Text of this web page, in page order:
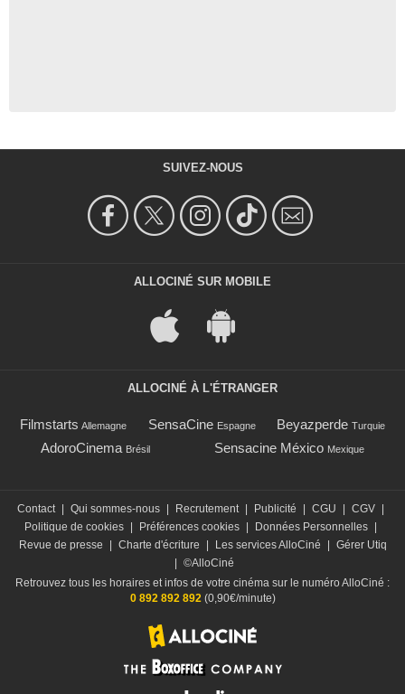
SUIVEZ-NOUS
ALLOCINÉ SUR MOBILE
ALLOCINÉ À L'ÉTRANGER
Filmstarts Allemagne SensaCine Espagne Beyazperde Turquie
AdoroCinema Brésil Sensacine México Mexique
Contact | Qui sommes-nous | Recrutement | Publicité | CGU | CGV |
Politique de cookies | Préférences cookies | Données Personnelles |
Revue de presse
| Charte d'écriture | Les services AlloCiné | Gérer Utiq
| ©AlloCiné
Retrouvez tous les horaires et infos de votre cinéma sur le numéro AlloCiné :
0 892 892 892(0,90€/minute)